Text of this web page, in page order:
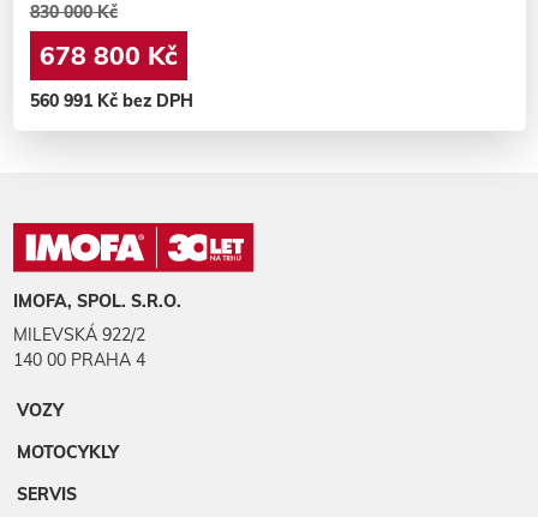
830 000 Kč
678 800 Kč
560 991 Kč bez DPH
IMOFA, SPOL. S.R.O.
MILEVSKÁ 922/2
140 00 PRAHA 4
VOZY
MOTOCYKLY
SERVIS